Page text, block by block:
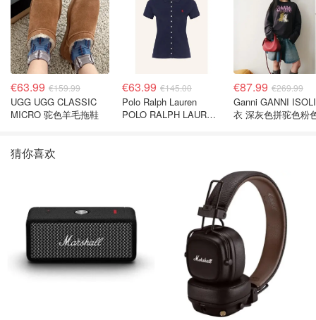
€63.99 €159.99
UGG UGG CLASSIC
MICRO 驼色羊毛拖鞋
€63.99 €145.00
Polo Ralph Lauren
POLO RALPH LAUREN
€87.99 €269.99
Ganni GANNI
衣 深灰色拼驼色粉
猜你喜欢